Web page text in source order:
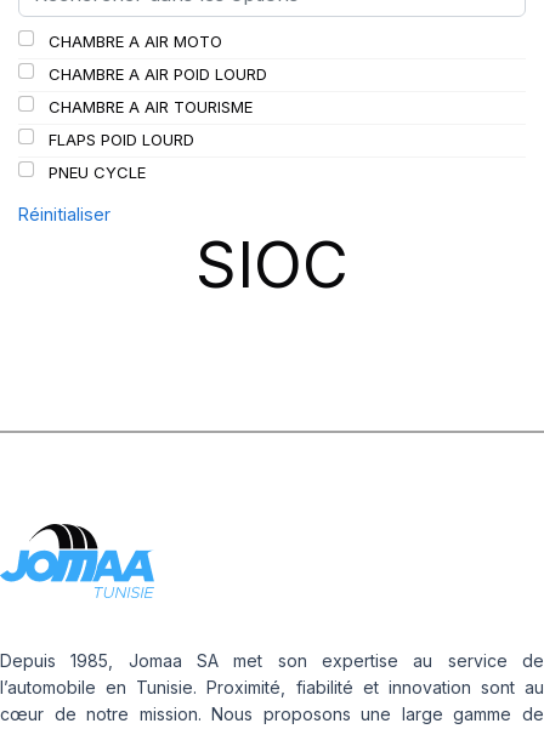
SCHRADER (24)
SPEEDWAYS (64)
STICA (3)
TIGAR (24)
CHAMBRE A AIR MOTO
CHAMBRE A AIR POID LOURD
CHAMBRE A AIR TOURISME
FLAPS POID LOURD
PNEU CYCLE
Réinitialiser
SIOC
Depuis 1985, Jomaa SA met son expertise au service de
l’automobile en Tunisie. Proximité, fiabilité et innovation sont au
cœur de notre mission. Nous proposons une large gamme de